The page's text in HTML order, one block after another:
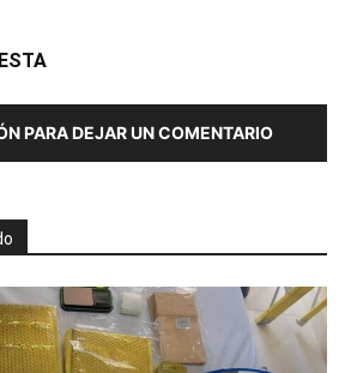
PARA DEJAR UN COMENTARIO